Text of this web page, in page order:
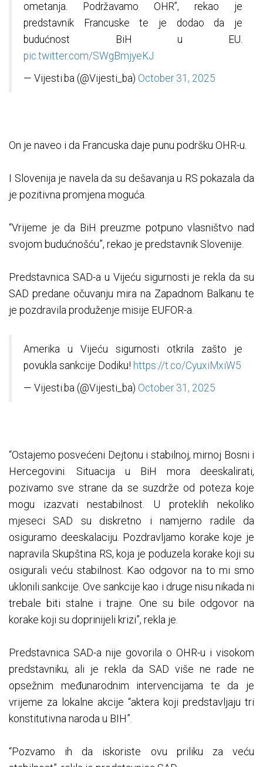
ometanja. Podržavamo OHR”, rekao je
predstavnik Francuske te je dodao da je
budućnost BiH u EU.
pic.twitter.com/SWgBmjyeKJ
— Vijesti.ba (@Vijesti_ba) October 31, 2025
On je naveo i da Francuska daje punu podršku OHR-u.
I Slovenija je navela da su dešavanja u RS pokazala da
je pozitivna promjena moguća.
“Vrijeme je da BiH preuzme potpuno vlasništvo nad
svojom budućnošću”, rekao je predstavnik Slovenije.
Predstavnica SAD-a u Vijeću sigurnosti je rekla da su
SAD predane očuvanju mira na Zapadnom Balkanu te
je pozdravila produženje misije EUFOR-a.
Amerika u Vijeću sigurnosti otkrila zašto je
povukla sankcije Dodiku! https://t.co/CyuxiMxiW5
— Vijesti.ba (@Vijesti_ba) October 31, 2025
“Ostajemo posvećeni Dejtonu i stabilnoj, mirnoj Bosni i
Hercegovini. Situacija u BiH mora deeskalirati,
pozivamo sve strane da se suzdrže od poteza koje
mogu izazvati nestabilnost. U proteklih nekoliko
mjeseci SAD su diskretno i namjerno radile da
osiguramo deeskalaciju. Pozdravljamo korake koje je
napravila Skupština RS, koja je poduzela korake koji su
osigurali veću stabilnost. Kao odgovor na to mi smo
uklonili sankcije. Ove sankcije kao i druge nisu nikada ni
trebale biti stalne i trajne. One su bile odgovor na
korake koji su doprinijeli krizi”, rekla je.
Predstavnica SAD-a nije govorila o OHR-u i visokom
predstavniku, ali je rekla da SAD više ne rade ne
opsežnim međunarodnim intervencijama te da je
vrijeme za lokalne akcije “aktera koji predstavljaju tri
konstitutivna naroda u BIH”.
“Pozvamo ih da iskoriste ovu priliku za veću